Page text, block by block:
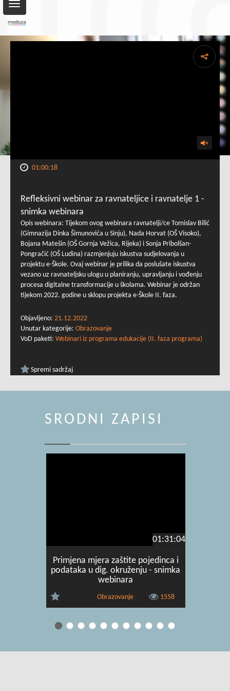
Toggle
navigation
01:00:18
Refleksivni webinar za ravnateljice i ravnatelje 1 -
snimka webinara
Opis webinara: Tijekom ovog webinara ravnatelji/ce Tomislav Bilić
(Gimnazija Dinka Šimunovića u Sinju), Nada Horvat (OŠ Visoko),
Bojana Matešin (OŠ Gornja Vežica, Rijeka) i Sonja Pribolšan-
Pongračić (OŠ Ludina) razmjenjuju iskustva sudjelovanja u
projektu e-Škole. Ovaj webinar je prilika da poslušate iskustva
vezano uz ravnateljsku ulogu u planiranju, upravljanju i vođenju
procesa digitalne transformacije u školama. Webinar je održan
tijekom 2022. godine u sklopu projekta e-Škole II. faza.
Objavljeno: 21.12.2022
Unutar kategorije: Obrazovanje
VoD paketi: Webinari iz programa edukacije (II. faza programa)
Spremi sadržaj
SRODNI ZAPISI
01:31:04
Primjena mjera zaštite pojedinca i
podataka u dig. okruženju - snimka
webinara
Obrazovanje 1558